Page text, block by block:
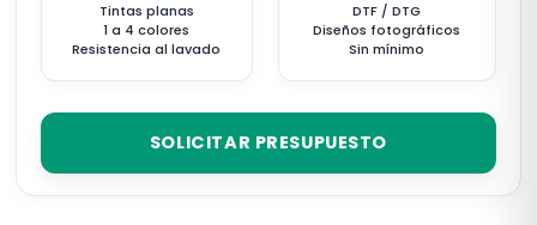
Tintas planas
1 a 4 colores
Resistencia al lavado
DTF / DTG
Diseños fotográficos
Sin mínimo
SOLICITAR PRESUPUESTO